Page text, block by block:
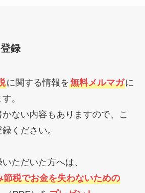
録
に関する情報を無料メルマガに
。
ない内容もありますので、こ
ください。
ただいた方へは、
節税でお金を失わないための